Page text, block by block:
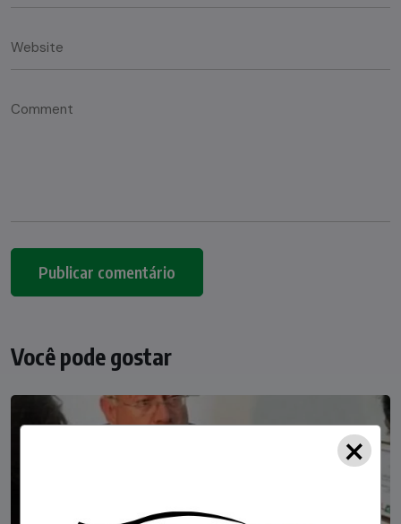
Você pode gostar
×